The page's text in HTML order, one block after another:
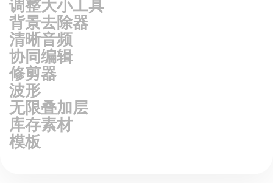
背景去除器
清晰音频
协同编辑
修剪器
波形
无限叠加层
库存素材
模板